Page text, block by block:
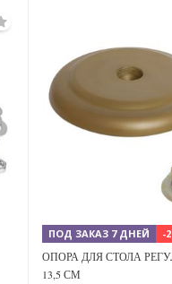
Previous
ПОД ЗАКАЗ 7 ДНЕЙ -
ОПОРА ДЛЯ СТОЛА
13,5 СМ